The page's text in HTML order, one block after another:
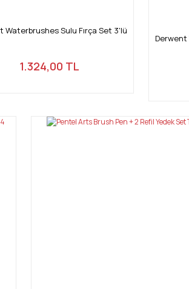
Waterbrushes Sulu Fırça Set 3'lü
1.324,00 TL
Derwent